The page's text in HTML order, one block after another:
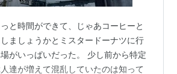
と時間ができて、じゃあコーヒーと
ましょうかとミスタードーナツに行
がいっぱいだった。 少し前から特定
達が増えて混乱していたのは知って